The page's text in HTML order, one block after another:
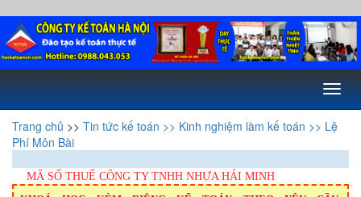
Toggle
Trang chủ >> Tin tức kế toán >> Kinh nghiệm làm kế toán >> Lệ
Phí Môn Bài
MÃ SỐ THUẾ CÔNG TY TNHH NHỰA HẢI MINH